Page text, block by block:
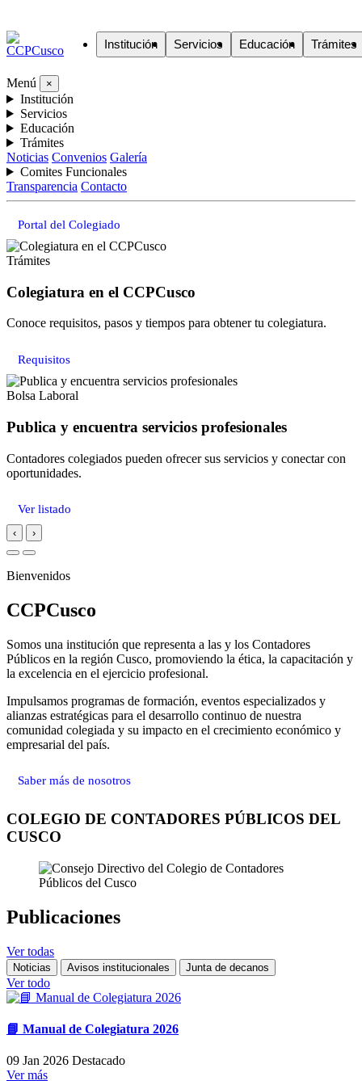
Institución Servicios Educación Trámites
Menú ×
Institución
Servicios
Educación
Trámites
Noticias Convenios Galería
Comites Funcionales
Transparencia Contacto
Portal del Colegiado
Trámites
Colegiatura en el CCPCusco
Conoce requisitos, pasos y tiempos para obtener tu colegiatura.
Requisitos
Bolsa Laboral
Publica y encuentra servicios profesionales
Contadores colegiados pueden ofrecer sus servicios y conectar con
oportunidades.
Ver listado
‹ ›
Bienvenidos
CCPCusco
Somos una institución que representa a las y los Contadores
Públicos en la región Cusco, promoviendo la ética, la capacitación y
la excelencia en el ejercicio profesional.
Impulsamos programas de formación, eventos especializados y
alianzas estratégicas para el desarrollo continuo de nuestra
comunidad colegiada y su impacto en el crecimiento económico y
empresarial del país.
Saber más de nosotros
COLEGIO DE CONTADORES PÚBLICOS DEL
CUSCO
Publicaciones
Ver todas
Noticias Avisos institucionales Junta de decanos
Ver todo
📘 Manual de Colegiatura 2026
09 Jan 2026 Destacado
Ver más